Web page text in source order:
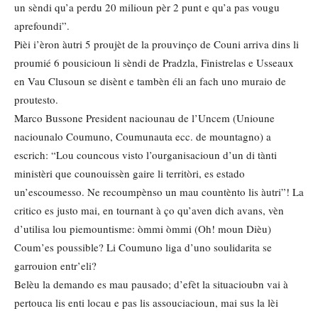
un sèndi qu’a perdu 20 milioun pèr 2 punt e qu’a pas vougu
aprefoundi”.
Pièi i’èron àutri 5 proujèt de la prouvinço de Couni arriva dins li
proumié 6 pousicioun li sèndi de Pradzla, Finistrelas e Usseaux
en Vau Clusoun se disènt e tambèn éli an fach uno muraio de
proutesto.
Marco Bussone President naciounau de l’Uncem (Unioune
naciounalo Coumuno, Coumunauta ecc. de mountagno) a
escrich: “Lou councous visto l’ourganisacioun d’un di tànti
ministèri que counouissèn gaire li territòri, es estado
un’escoumesso. Ne recoumpènso un mau countènto lis àutri”! La
critico es justo mai, en tournant à ço qu’aven dich avans, vèn
d’utilisa lou piemountisme: òmmi òmmi (Oh! moun Dièu)
Coum’es poussible? Li Coumuno liga d’uno soulidarita se
garrouion entr’eli?
Belèu la demando es mau pausado; d’efèt la situacioubn vai à
pertouca lis enti locau e pas lis assouciacioun, mai sus la lèi